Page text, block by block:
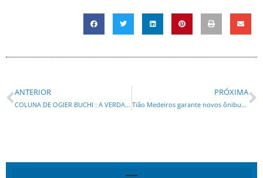
ANTERIOR
COLUNA DE OGIER BUCHI : A VERDADE DOS FATOS
PRÓXIMA
Tião Medeiros garante novos ônibus escolares com emendas parlamentares